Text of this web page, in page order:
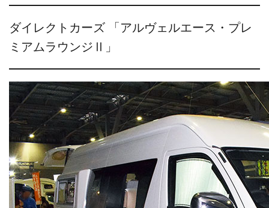
ダイレクトカーズ 「アルヴェルエース・プレ
ミアムラウンジⅡ」